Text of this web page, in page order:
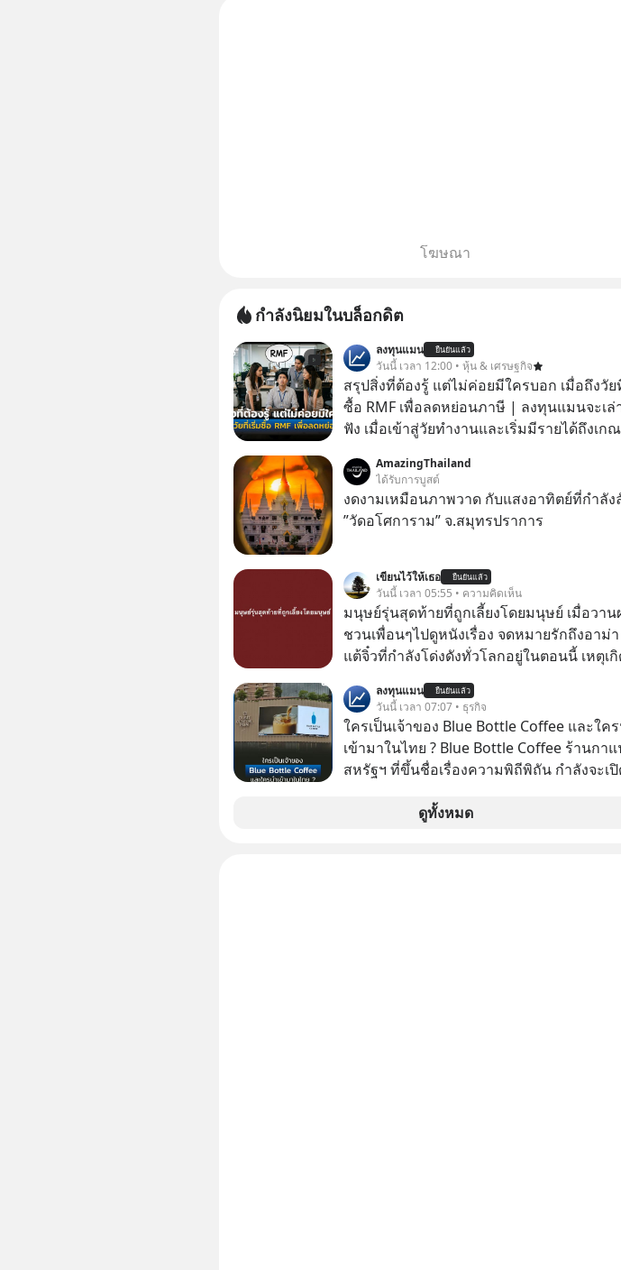
โฆษณา
กำลังนิยมในบล็อกดิต
ลงทุนแมน ยืนยันแล้ว
วันนี้ เวลา 12:00 • หุ้น & เศรษฐกิจ
สรุปสิ่งที่ต้องรู้ แต่ไม่ค่อยมีใครบอก เมื่อถึงวัย
ซื้อ RMF เพื่อลดหย่อนภาษี | ลงทุนแมนจะเล่
ฟัง เมื่อเข้าสู่วัยทำงานและเริ่มมีรายได้ถึงเกณ
เพราะนอกจากจะช่วยลดหย่อนภาษีได้แล้ว ยัง
โอกาสในการสร้างความมั่งคั่งระยะยาว แต่น้อยคน
นักที่จะลงลึกว่า ถ้าลงทุนใน RMF ควรรู้ อะไรบ้าง
ควรดู ตรงไหน ทำอย่างไร ถึงจะดีกับเรา แล้วเ
ต่อได้จริง ๆ ลงทุนแมนจะเล่าให้ฟัง
AmazingThailand
ได้รับการบูสต์
งดงามเหมือนภาพวาด กับแสงอาทิตย์ที่กำลัง
”วัดอโศการาม” จ.สมุทรปราการ
เขียนไว้ให้เธอ ยืนยันแล้ว
วันนี้ เวลา 05:55 • ความคิดเห็น
มนุษย์รุ่นสุดท้ายที่ถูกเลี้ยงโดยมนุษย์ เมื่อวาน
ชวนเพื่อนๆไปดูหนังเรื่อง จดหมายรักถึงอาม่า หนัง
แต้จิ๋วที่กำลังโด่งดังทั่วโลกอยู่ในตอนนี้ เหตุเ
อยากดูมาก ด้วยเพราะว่าอากงก็มาจากเมืองจีน ป๊า
ก็พูดแต้จิ๋วได้ มีเรื่องราวมีความผูกพันที่ได้ยินตั้
เด็ก
ลงทุนแมน ยืนยันแล้ว
วันนี้ เวลา 07:07 • ธุรกิจ
ใครเป็นเจ้าของ Blue Bottle Coffee และใค
เข้ามาในไทย ? Blue Bottle Coffee ร้านกา
สหรัฐฯ ที่ขึ้นชื่อเรื่องความพิถีพิถัน กำลังจะเ
ดูทั้งหมด